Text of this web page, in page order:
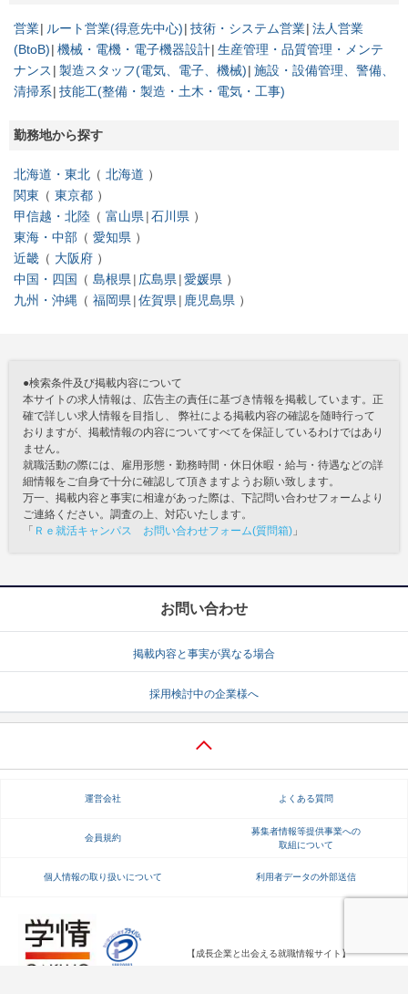
営業 ルート営業(得意先中心) 技術・システム営業 法人営業
(BtoB) 機械・電機・電子機器設計 生産管理・品質管理・メンテ
ナンス
製造スタッフ(電気、電子、機械) 施設・設備管理、警備、
清掃系 技能工(整備・製造・土木・電気・工事)
勤務地から探す
北海道・東北
北海道
関東
東京都
甲信越・北陸
富山県 石川県
東海・中部
愛知県
近畿
大阪府
中国・四国
島根県 広島県 愛媛県
九州・沖縄
福岡県 佐賀県 鹿児島県
●検索条件及び掲載内容について
本サイトの求人情報は、広告主の責任に基づき情報を掲載しています。正
確で詳しい求人情報を目指し、 弊社による掲載内容の確認を随時行って
おりますが、掲載情報の内容についてすべてを保証しているわけではあり
ません。
就職活動の際には、雇用形態・勤務時間・休日休暇・給与・待遇などの詳
細情報をご自身で十分に確認して頂きますようお願い致します。
万一、掲載内容と事実に相違があった際は、下記問い合わせフォームより
ご連絡ください。調査の上、対応いたします。
「 Ｒｅ就活キャンパス お問い合わせフォーム(質問箱) 」
お問い合わせ
掲載内容と事実が異なる場合
採用検討中の企業様へ
運営会社 よくある質問
会員規約
募集者情報等提供事業への
取組について
個人情報の取り扱いについて 利用者データの外部送信
【成長企業と出会える就職情報サイト】